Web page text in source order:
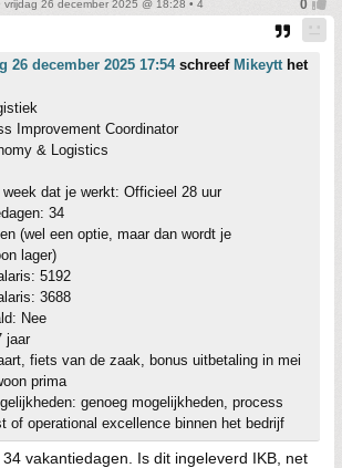
vrijdag 26 december 2025 @ 18:28 • 4
26 december 2025 17:54schreef Mikeytthet
Improvement Coordinator
& Logistics
dat je werkt: Officieel 28 uur
34
(wel een optie, maar dan wordt je
lager)
5192
3688
Nee
jaar
fiets van de zaak, bonus uitbetaling in mei
prima
genoeg mogelijkheden, process
of operational excellence binnen het bedrijf
vakantiedagen. Is dit ingeleverd IKB, net